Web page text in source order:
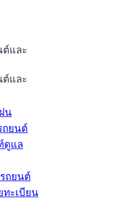
และ
และ
น
ถยนต์
ดูแล
ถยนต์
ทะเบียน